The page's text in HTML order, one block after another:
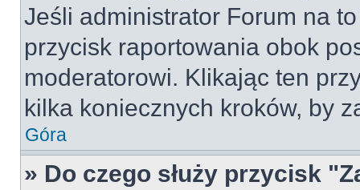
Jeśli administrator Forum na
przycisk raportowania obok
moderatorowi. Klikając ten
kilka koniecznych kroków, by
Góra
» Do czego służy przycisk